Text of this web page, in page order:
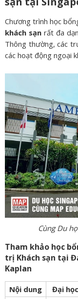
Chương trình học
khách sạn rất đa
Thông thường, các
các hoạt động ngoại
Cùng Du
Tham khảo học
trị Khách sạn tại
Kaplan
Nội dung Đại